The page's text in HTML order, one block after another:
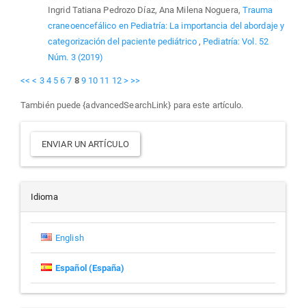
Ingrid Tatiana Pedrozo Díaz, Ana Milena Noguera, Trauma
craneoencefálico en Pediatría: La importancia del abordaje y
categorización del paciente pediátrico , Pediatría: Vol. 52
Núm. 3 (2019)
<< < 3 4 5 6 7 8 9 10 11 12 > >>
También puede {advancedSearchLink} para este artículo.
Enviar
un
artículo
ENVIAR UN ARTÍCULO
Idioma
English
Español (España)